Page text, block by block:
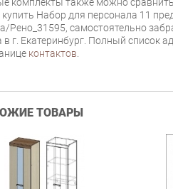
комплекты также можно
купить Набор для персонала 11
Рено_31595, самостоятельно
в г. Екатеринбург. Полный список
контактов.
ТОВАРЫ